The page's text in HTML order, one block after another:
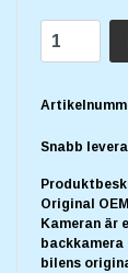
Snabb
Original
Kameran är
bilens